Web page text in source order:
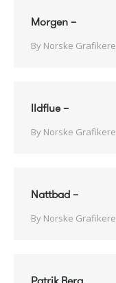
Morgen –
By Norske Grafikere
Ildflue –
By Norske Grafikere
Nattbad –
By Norske Grafikere